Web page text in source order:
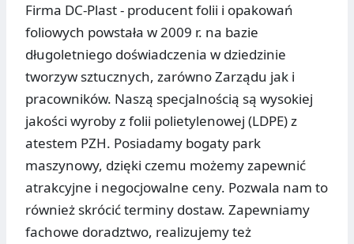
Firma DC-Plast - producent folii i opakowań
foliowych powstała w 2009 r. na bazie
długoletniego doświadczenia w dziedzinie
tworzyw sztucznych, zarówno Zarządu jak i
pracowników. Naszą specjalnością są wysokiej
jakości wyroby z folii polietylenowej (LDPE) z
atestem PZH. Posiadamy bogaty park
maszynowy, dzięki czemu możemy zapewnić
atrakcyjne i negocjowalne ceny. Pozwala nam to
również skrócić terminy dostaw. Zapewniamy
fachowe doradztwo, realizujemy też